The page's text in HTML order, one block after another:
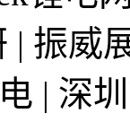
| 振威
| 深